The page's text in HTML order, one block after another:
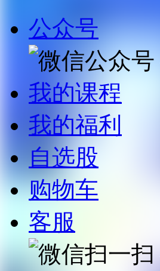
公众号
我的课程
我的福利
自选股
购物车
客服